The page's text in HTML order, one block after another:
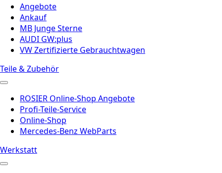
Angebote
Ankauf
MB Junge Sterne
AUDI GW:plus
VW Zertifizierte Gebrauchtwagen
Teile & Zubehör
ROSIER Online-Shop Angebote
Profi-Teile-Service
Online-Shop
Mercedes-Benz WebParts
Werkstatt